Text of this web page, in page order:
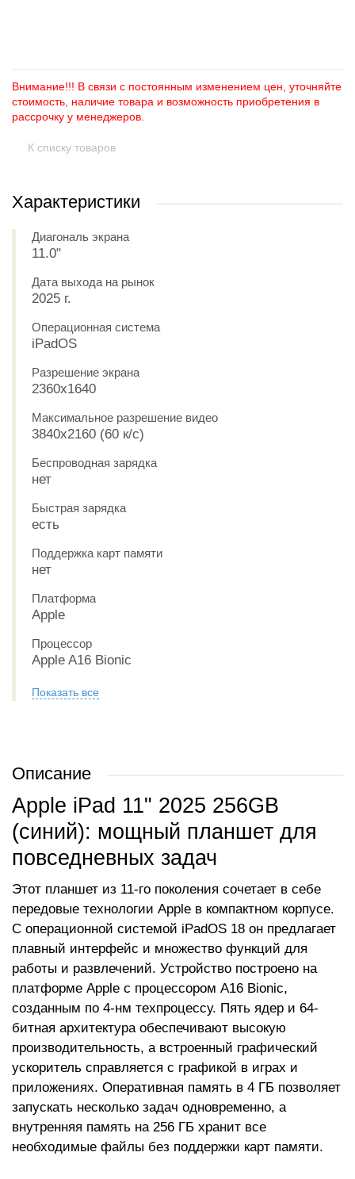
Внимание!!! В связи с постоянным изменением цен, уточняйте
стоимость, наличие товара и возможность приобретения в
рассрочку у менеджеров.
К списку товаров
Характеристики
Диагональ экрана
11.0"
Дата выхода на рынок
2025 г.
Операционная система
iPadOS
Разрешение экрана
2360x1640
Максимальное разрешение видео
3840x2160 (60 к/с)
Беспроводная зарядка
нет
Быстрая зарядка
есть
Поддержка карт памяти
нет
Платформа
Apple
Процессор
Apple A16 Bionic
Показать все
Описание
Apple iPad 11" 2025 256GB
(синий): мощный планшет для
повседневных задач
Этот планшет из 11-го поколения сочетает в себе
передовые технологии Apple в компактном корпусе.
С операционной системой iPadOS 18 он предлагает
плавный интерфейс и множество функций для
работы и развлечений. Устройство построено на
платформе Apple с процессором A16 Bionic,
созданным по 4-нм техпроцессу. Пять ядер и 64-
битная архитектура обеспечивают высокую
производительность, а встроенный графический
ускоритель справляется с графикой в играх и
приложениях. Оперативная память в 4 ГБ позволяет
запускать несколько задач одновременно, а
внутренняя память на 256 ГБ хранит все
необходимые файлы без поддержки карт памяти.